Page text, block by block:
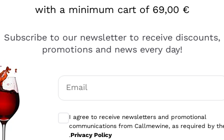
diversi e con un ampio range di prezzo. Le
with a minimum cart of 69,00 €
Subscribe to our newsletter to receive discounts,
promotions and news every day!
Email
I agree to receive newsletters and promotional
communications from Callmewine, as required by
.Privacy Policy